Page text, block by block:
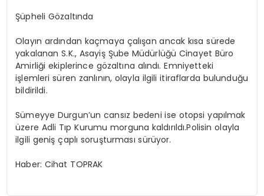
Şüpheli Gözaltında
Olayın ardından kaçmaya çalışan ancak kısa sürede
yakalanan S.K., Asayiş Şube Müdürlüğü Cinayet Büro
Amirliği ekiplerince gözaltına alındı. Emniyetteki
işlemleri süren zanlının, olayla ilgili itiraflarda bulunduğu
bildirildi.
Sümeyye Durgun’un cansız bedeni ise otopsi yapılmak
üzere Adli Tıp Kurumu morguna kaldırıldı.Polisin olayla
ilgili geniş çaplı soruşturması sürüyor.
Haber: Cihat TOPRAK